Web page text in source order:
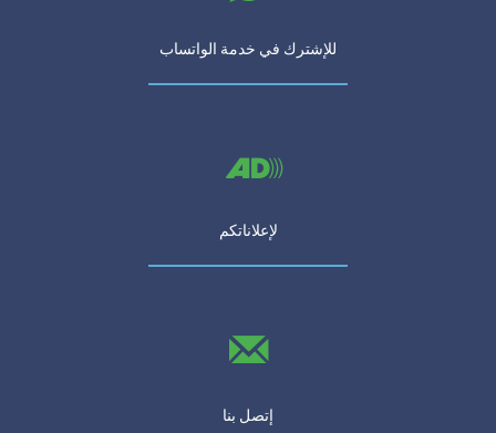
للإشترك في خدمة الواتساب
لإعلاناتكم
إتصل بنا